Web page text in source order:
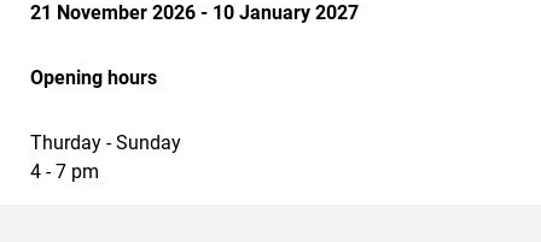
21 November 2026 - 10 January 2027
Opening hours
Thurday - Sunday
4 - 7 pm